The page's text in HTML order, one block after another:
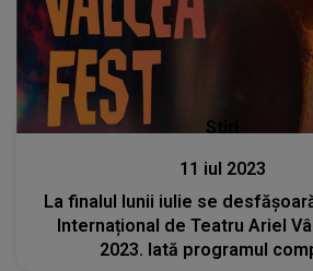
Stiri
11 iul 2023
La finalul lunii iulie se
Internațional de Teatru Ariel Vâlcea Fest
2023. Iată programul